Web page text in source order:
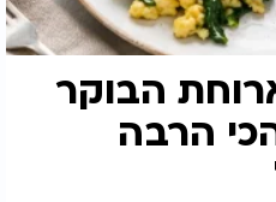
הבוקר
הרבה